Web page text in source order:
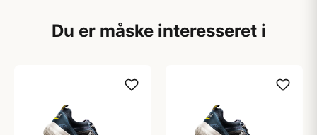
Du er måske interesseret i